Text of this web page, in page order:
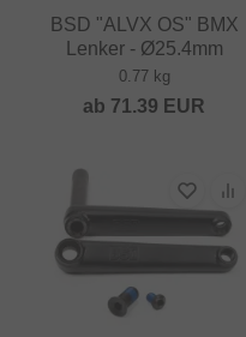
BSD "ALVX OS" BMX
Lenker - Ø25.4mm
0.77 kg
ab 71.39 EUR